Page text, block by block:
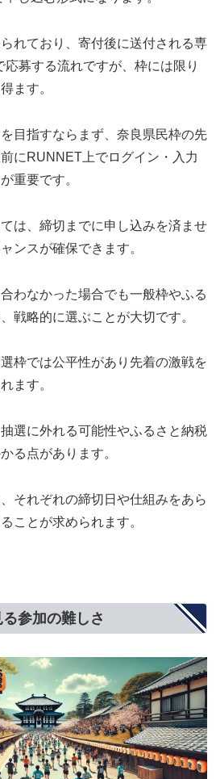
れており、寄付後に送付される専
募する流れですが、枠には限り
ます。
目指すならまず、奈良県民枠の先
にRUNNET上でログイン・入力
重要です。
は、締切までに申し込みを済ませ
ンスが確保できます。
わなかった場合でも一般枠やふる
戦略的に選ぶことが大切です。
枠では公平性があり先着の激戦を
ます。
選に外れる可能性やふるさと納税
る点があります。
それぞれの締切日や仕組みをあら
ことが求められます。
参加の難しさ